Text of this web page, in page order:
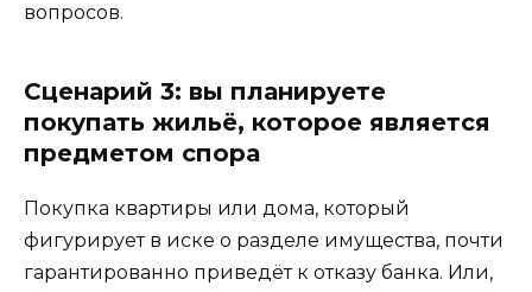
вопросов.
Сценарий 3: вы планируете
покупать жильё, которое является
предметом спора
Покупка квартиры или дома, который
фигурирует в иске о разделе имущества, почти
гарантированно приведёт к отказу банка. Или,